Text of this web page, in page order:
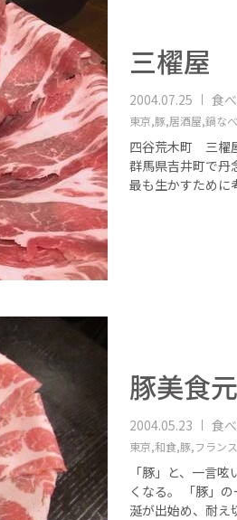
三櫂屋
2004.07.25 食
東京,豚,居酒屋,鍋な
四谷荒木町 三櫂
群馬県吉井町で丹
最も生かすため
豚美食元
2004.05.23 食
東京,和食,豚,フラン
「豚」と、一言
くなる。 「豚」
涎が出始め、耐